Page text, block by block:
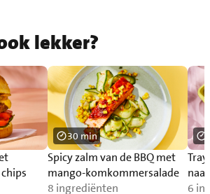
lekker?
Spicy zalm van de BBQ met
mango-komkommersalade
8 ingrediënten
30 min
6